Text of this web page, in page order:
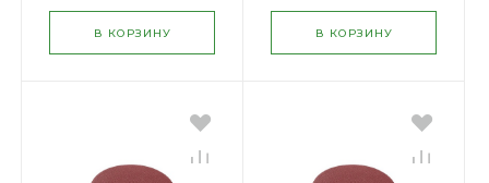
В КОРЗИНУ В КОРЗИНУ